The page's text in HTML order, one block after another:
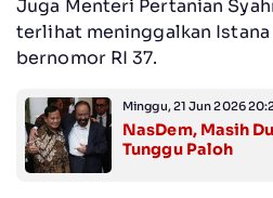
Juga Menteri Pertanian
terlihat meninggalkan
bernomor RI 37.
Minggu, 21 Jun 2026
NasDem, Masih
Tunggu Paloh